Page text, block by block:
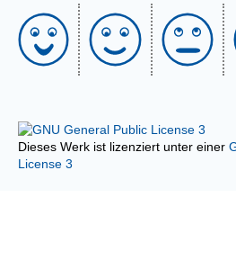
Dieses Werk ist lizenziert unter einer
License 3